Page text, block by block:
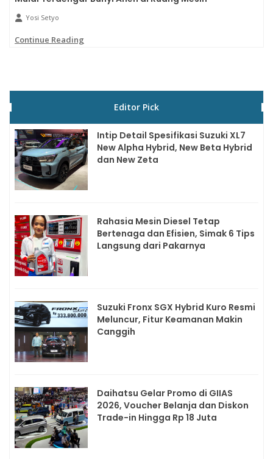
Yosi Setyo
Continue Reading
Editor Pick
Intip Detail Spesifikasi Suzuki XL7
New Alpha Hybrid, New Beta Hybrid
dan New Zeta
Rahasia Mesin Diesel Tetap
Bertenaga dan Efisien, Simak 6 Tips
Langsung dari Pakarnya
Suzuki Fronx SGX Hybrid Kuro Resmi
Meluncur, Fitur Keamanan Makin
Canggih
Daihatsu Gelar Promo di GIIAS
2026, Voucher Belanja dan Diskon
Trade-in Hingga Rp 18 Juta